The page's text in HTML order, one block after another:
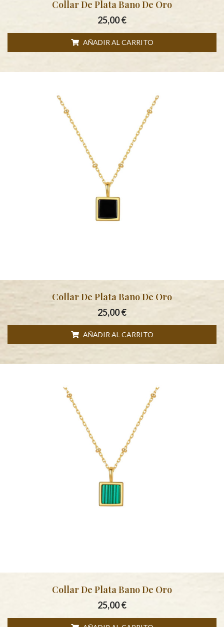
Collar De Plata Bano De Oro
25,00€
AÑADIR AL CARRITO
Collar De Plata Bano De Oro
25,00€
AÑADIR AL CARRITO
Collar De Plata Bano De Oro
25,00€